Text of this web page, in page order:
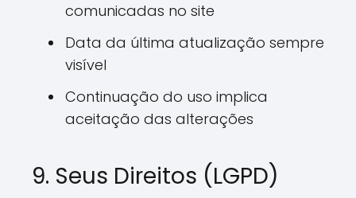
comunicadas no site
Data da última atualização sempre
visível
Continuação do uso implica
aceitação das alterações
9. Seus Direitos (LGPD)